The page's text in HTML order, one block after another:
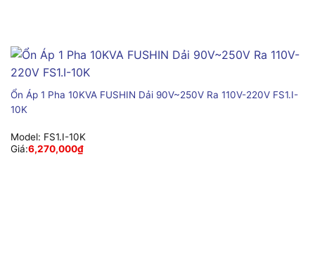
Ổn Áp 1 Pha 10KVA FUSHIN Dải 90V~250V Ra 110V-220V FS1.I-
10K
Model: FS1.I-10K
Giá:6,270,000₫